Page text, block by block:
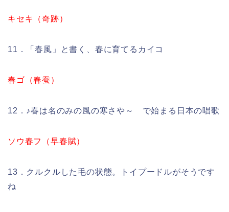
キセキ（奇跡）
11．「春風」と書く、春に育てるカイコ
春ゴ（春蚕）
12．♪春は名のみの風の寒さや～ で始まる日本の唱歌
ソウ春フ（早春賦）
13．クルクルした毛の状態。トイプードルがそうです
ね